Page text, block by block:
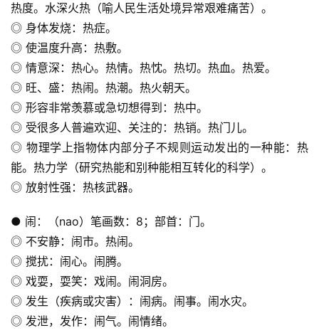
热度。水深火热（喻人民生活处境异常艰难痛苦）。
◎ 身体发烧：热症。
◎ 使温度升高：热敷。
◎ 情意深：热心。热情。热忱。热切。热血。热爱。
◎ 旺、盛：热闹。热潮。热火朝天。
◎ 形容非常羡慕或急切想得到：热中。
◎ 受很多人普遍欢迎、关注的：热销。热门儿。
◎ 物理学上指物体内部分子不规则运动发出的一种能：热
能。热力学（研究热能和别种能相互转化的科学）。
◎ 放射性强：热核武器。
● 闹：（nao）笔画数：8；部首：门。
◎ 不安静：闹市。热闹。
◎ 搅扰：闹心。闹腾。
◎ 戏耍，耍笑：戏闹。闹洞房。
◎ 发生（疾病或灾害）：闹病。闹事。闹水灾。
◎ 发泄，发作：闹气。闹情绪。